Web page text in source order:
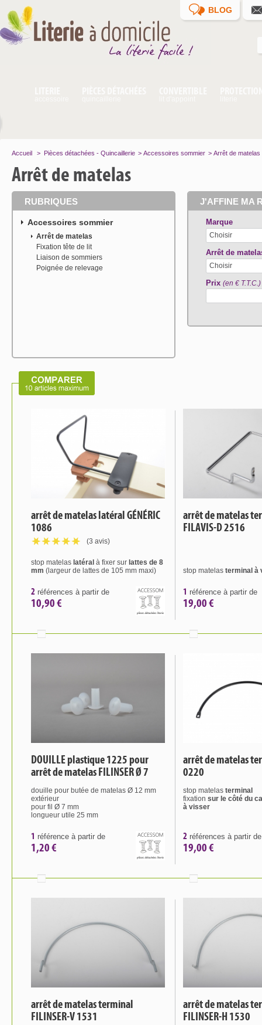
BLOG
Accueil > Pièces détachées - Quincaillerie > Accessoires sommier > Arrêt de matelas
Arrêt de matelas
RUBRIQUES
Accessoires sommier
Arrêt de matelas
Fixation tête de lit
Liaison de sommiers
Poignée de relevage
J'AFFINE MA
Marque
Choisir
Arrêt de
Choisir
Prix (en € T.T.C.)
arrêt de matelas latéral GÉNÉRIC
1086
(3 avis)
stop matelas latéral à fixer sur lattes de 8
mm (largeur de lattes de 105 mm maxi)
2 références à partir de
10,90 €
arrêt de matelas
FILAVIS-D 2516
stop matelas terminal à
1 référence à partir de
19,00 €
DOUILLE plastique 1225 pour
arrêt de matelas FILINSER Ø 7
douille pour butée de matelas Ø 12 mm
extérieur
pour fil Ø 7 mm
longueur utile 25 mm
1 référence à partir de
1,20 €
arrêt de matelas
0220
stop matelas terminal
fixation sur le côté du
à visser
2 références à partir de
19,00 €
arrêt de matelas terminal
FILINSER-V 1531
arrêt de matelas
FILINSER-H 1530